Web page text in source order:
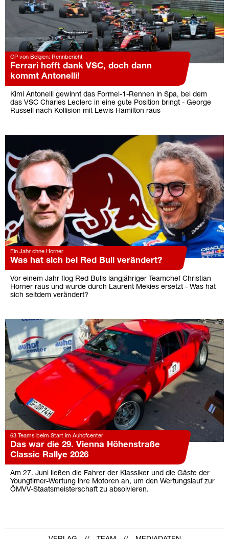
GP von Belgien: Rennbericht
Ferrari hofft dank VSC, doch dann
kommt Antonelli!
Kimi Antonelli gewinnt das Formel-1-Rennen in Spa, bei dem
das VSC Charles Leclerc in eine gute Position bringt - George
Russell nach Kollision mit Lewis Hamilton raus
Ein Jahr ohne Horner
Was hat sich bei Red Bull verändert?
Vor einem Jahr flog Red Bulls langjähriger Teamchef Christian
Horner raus und wurde durch Laurent Mekies ersetzt - Was hat
sich seitdem verändert?
63 Teams beim Start im Auhofcenter
Das war die 29. Vienna Höhenstraße
Classic Rallye 2026
Am 27. Juni ließen die Fahrer der Klassiker und die Gäste der
Youngtimer-Wertung ihre Motoren an, um den Wertungslauf zur
ÖMVV-Staatsmeisterschaft zu absolvieren.